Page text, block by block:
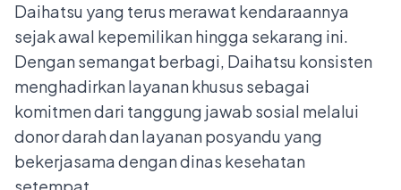
Daihatsu yang terus merawat kendaraannya
sejak awal kepemilikan hingga sekarang ini.
Dengan semangat berbagi, Daihatsu konsisten
menghadirkan layanan khusus sebagai
komitmen dari tanggung jawab sosial melalui
donor darah dan layanan posyandu yang
bekerjasama dengan dinas kesehatan